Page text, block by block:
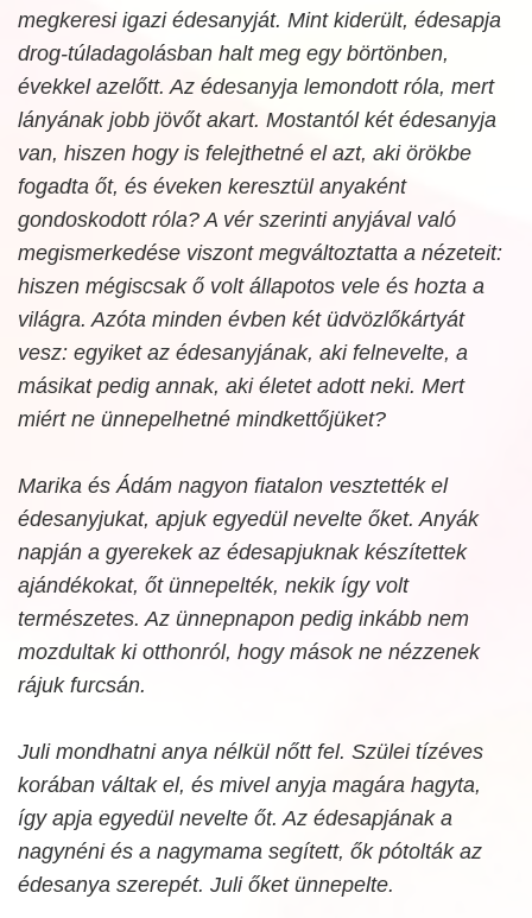
megkeresi igazi édesanyját. Mint kiderült, édesapja
drog-túladagolásban halt meg egy börtönben,
évekkel azelőtt. Az édesanyja lemondott róla, mert
lányának jobb jövőt akart. Mostantól két édesanyja
van, hiszen hogy is felejthetné el azt, aki örökbe
fogadta őt, és éveken keresztül anyaként
gondoskodott róla? A vér szerinti anyjával való
megismerkedése viszont megváltoztatta a nézeteit:
hiszen mégiscsak ő volt állapotos vele és hozta a
világra. Azóta minden évben két üdvözlőkártyát
vesz: egyiket az édesanyjának, aki felnevelte, a
másikat pedig annak, aki életet adott neki. Mert
miért ne ünnepelhetné mindkettőjüket?
Marika és Ádám nagyon fiatalon vesztették el
édesanyjukat, apjuk egyedül nevelte őket. Anyák
napján a gyerekek az édesapjuknak készítettek
ajándékokat, őt ünnepelték, nekik így volt
természetes. Az ünnepnapon pedig inkább nem
mozdultak ki otthonról, hogy mások ne nézzenek
rájuk furcsán.
Juli mondhatni anya nélkül nőtt fel. Szülei tízéves
korában váltak el, és mivel anyja magára hagyta,
így apja egyedül nevelte őt. Az édesapjának a
nagynéni és a nagymama segített, ők pótolták az
édesanya szerepét. Juli őket ünnepelte.